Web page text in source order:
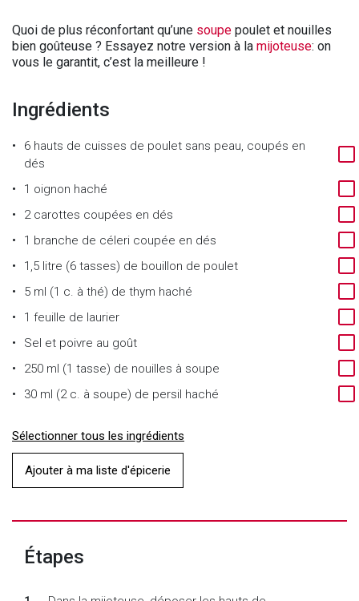
Quoi de plus réconfortant qu’une soupe poulet et nouilles
bien goûteuse ? Essayez notre version à la mijoteuse: on
vous le garantit, c’est la meilleure !
Ingrédients
6 hauts de cuisses de poulet sans peau, coupés en
dés
1 oignon haché
2 carottes coupées en dés
1 branche de céleri coupée en dés
1,5 litre (6 tasses) de bouillon de poulet
5 ml (1 c. à thé) de thym haché
1 feuille de laurier
Sel et poivre au goût
250 ml (1 tasse) de nouilles à soupe
30 ml (2 c. à soupe) de persil haché
Sélectionner tous les ingrédients
Ajouter à ma liste d'épicerie
Étapes